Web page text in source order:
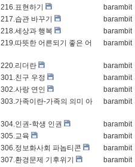
216.표현하기
barambit
217.습관 바꾸기
barambit
218.세상과 행복
barambit
219.따뜻한 어른되기 좋은 어
barambit
220.리더란
barambit
301.친구 우정
barambit
302.사랑 연인
barambit
303.가족이란-가족의 의미 아
barambit
304.인권-학생 인권
barambit
305.교육
barambit
306.정보화사회 파놉티콘
barambit
307.환경문제 기후위기 barambit